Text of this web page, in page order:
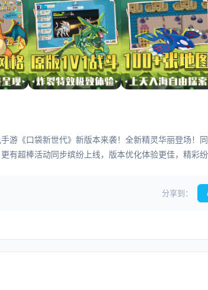
游《口袋新世代》新版本来袭！全新精灵华丽登场！
有超棒活动同步缤纷上线，版本优化体验更佳，精彩
分享到：